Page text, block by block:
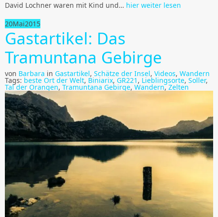
David Lochner waren mit Kind und… hier weiter lesen
20Mai2015
Gastartikel: Das
Tramuntana Gebirge
von Barbara in Gastartikel, Schätze der Insel, Videos, Wandern
Tags: beste Ort der Welt, Biniarix, GR221 , Lieblingsorte, Soller,
Tal der Orangen, Tramuntana Gebirge, Wandern,Zelten